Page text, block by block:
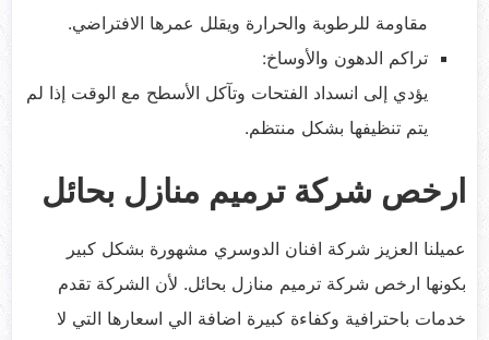
مقاومة للرطوبة والحرارة ويقلل عمرها الافتراضي.
تراكم الدهون والأوساخ:
يؤدي إلى انسداد الفتحات وتآكل الأسطح مع الوقت إذا لم
يتم تنظيفها بشكل منتظم.
ارخص شركة ترميم منازل بحائل
عميلنا العزيز شركة افنان الدوسري مشهورة بشكل كبير
بكونها ارخص شركة ترميم منازل بحائل. لأن الشركة تقدم
خدمات باحترافية وكفاءة كبيرة اضافة الي اسعارها التي لا